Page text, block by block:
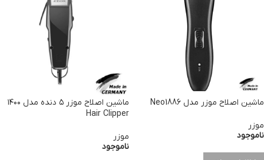
ماشین اصلاح موزر مدل Neo1886
موزر
ناموجود
ماشین اصلاح موزر ۵ دنده مدل ۱۴۰۰
Hair Clipper
موزر
ناموجود